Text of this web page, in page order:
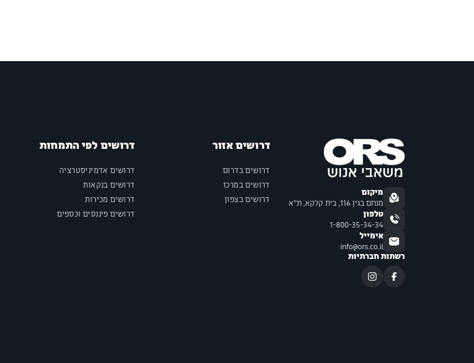
מיקום
מנחם בגין 116, בית קלקא, ת"א
טלפון
1-800-35-34-34
אימייל
info@ors.co.il
רשתות חברתיות
דרושים אזור
דרושים בדרום
דרושים במרכז
דרושים בצפון
דרושים לפי התמחות
דרושים אדמיניסטרציה
דרושים בנקאות
דרושים מכירות
דרושים פיננסים וכספים